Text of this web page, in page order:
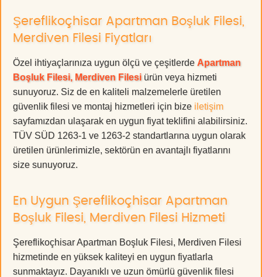
Şereflikoçhisar Apartman Boşluk Filesi,
Merdiven Filesi Fiyatları
Özel ihtiyaçlarınıza uygun ölçü ve çeşitlerde Apartman
Boşluk Filesi, Merdiven Filesi ürün veya hizmeti
sunuyoruz. Siz de en kaliteli malzemelerle üretilen
güvenlik filesi ve montaj hizmetleri için bize iletişim
sayfamızdan ulaşarak en uygun fiyat teklifini alabilirsiniz.
TÜV SÜD 1263-1 ve 1263-2 standartlarına uygun olarak
üretilen ürünlerimizle, sektörün en avantajlı fiyatlarını
size sunuyoruz.
En Uygun Şereflikoçhisar Apartman
Boşluk Filesi, Merdiven Filesi Hizmeti
Şereflikoçhisar Apartman Boşluk Filesi, Merdiven Filesi
hizmetinde en yüksek kaliteyi en uygun fiyatlarla
sunmaktayız. Dayanıklı ve uzun ömürlü güvenlik filesi